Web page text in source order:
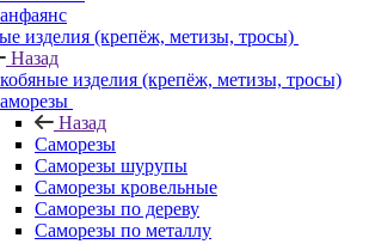
изделия (крепёж, метизы, тросы)
Назад
изделия (крепёж, метизы, тросы)
Назад
Саморезы
Саморезы шурупы
Саморезы кровельные
Саморезы по дереву
Саморезы по металлу